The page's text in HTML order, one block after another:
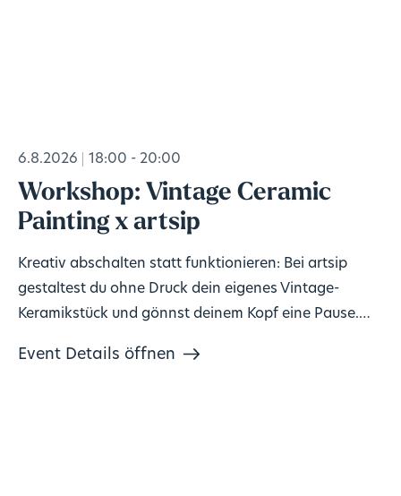
6.8.2026 18:00 - 20:00
Workshop: Vintage Ceramic
Painting x artsip
Kreativ abschalten statt funktionieren: Bei artsip
gestaltest du ohne Druck dein eigenes Vintage-
Keramikstück und gönnst deinem Kopf eine Pause.
Event Details öffnen